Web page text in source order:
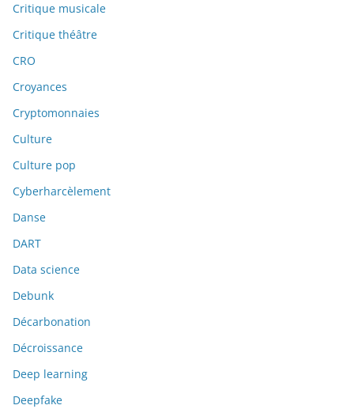
Critique musicale
Critique théâtre
CRO
Croyances
Cryptomonnaies
Culture
Culture pop
Cyberharcèlement
Danse
DART
Data science
Debunk
Décarbonation
Décroissance
Deep learning
Deepfake